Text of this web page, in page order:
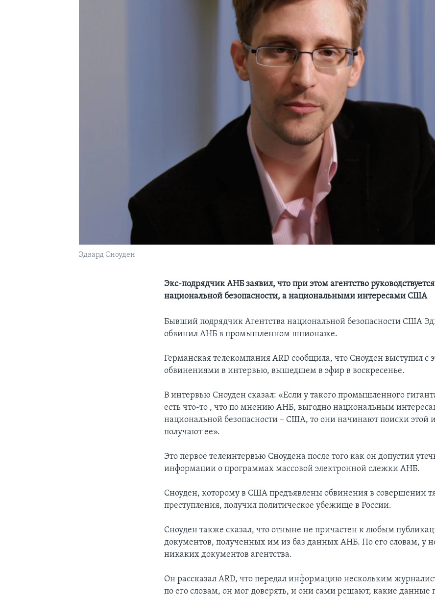
Эдвард Сноуден
Экс-подрядчик АНБ заявил, что при этом агентство
национальной безопасности, а национальными интересами США
Бывший подрядчик Агентства национальной безопасности США
обвинил АНБ в промышленном шпионаже.
Германская телекомпания ARD сообщила, что Сноуден выступил с
обвинениями в интервью, вышедшем в эфир в воскресенье.
В интервью Сноуден сказал: «Если у такого промышленного
есть что-то , что по мнению АНБ, выгодно национальным
национальной безопасности – США, то они начинают поиски этой
получают ее».
Это первое телеинтервью Сноудена после того как он допустил
информации о программах массовой электронной слежки АНБ.
Сноуден, которому в США предъявлены обвинения в совершении
преступления, получил политическое убежище в России.
Сноуден также сказал, что отныне не причастен к любым
документов, полученных им из баз данных АНБ. По его словам, у
никаких документов агентства.
Он рассказал ARD, что передал информацию нескольким
по его словам, он мог доверять, и они сами решают, какие данные